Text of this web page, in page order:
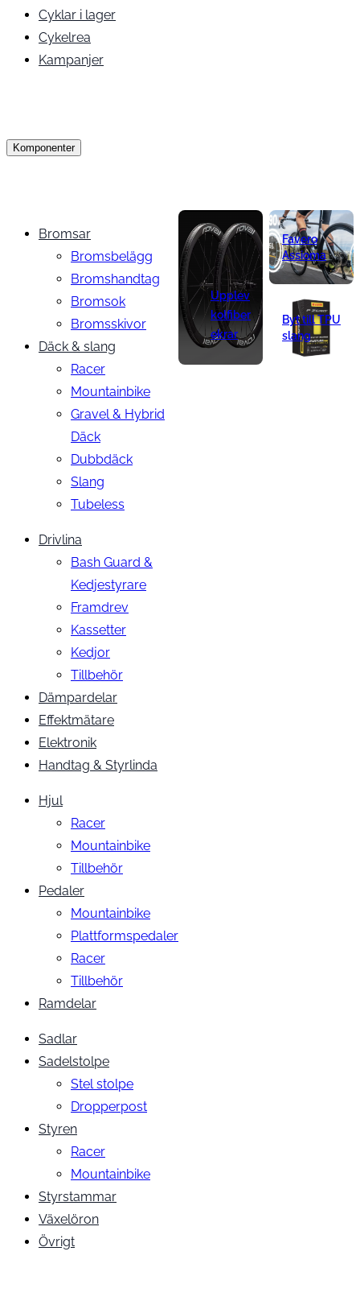
Cyklar i lager
Cykelrea
Kampanjer
Komponenter
Bromsar
Bromsbelägg
Bromshandtag
Bromsok
Bromsskivor
Däck & slang
Racer
Mountainbike
Gravel & Hybrid
Däck
Dubbdäck
Slang
Tubeless
Drivlina
Bash Guard &
Kedjestyrare
Framdrev
Kassetter
Kedjor
Tillbehör
Dämpardelar
Effektmätare
Elektronik
Handtag & Styrlinda
Hjul
Racer
Mountainbike
Tillbehör
Pedaler
Mountainbike
Plattformspedaler
Racer
Tillbehör
Ramdelar
Sadlar
Sadelstolpe
Stel stolpe
Dropperpost
Styren
Racer
Mountainbike
Styrstammar
Växelöron
Övrigt
Upplev
kolfiber
ekrar
Favero
Assioma
Byt till TPU
slang